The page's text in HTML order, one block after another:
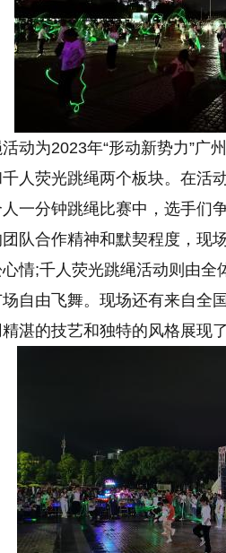
动为2023年“形动新势力”广
人荧光跳绳两个板块。在活
一分钟跳绳比赛中，选手们
队合作精神和默契程度，现
情;千人荧光跳绳活动则由
自由飞舞。现场还有来自全
湛的技艺和独特的风格展现